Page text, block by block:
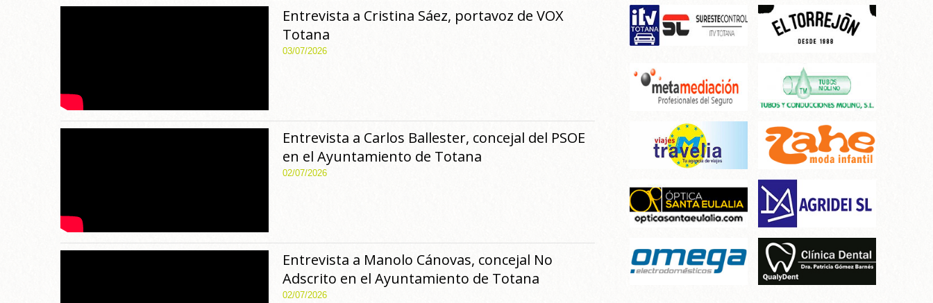
Entrevista a Cristina Sáez, portavoz de VOX
Totana
03/07/2026
Entrevista a Carlos Ballester, concejal del PSOE
en el Ayuntamiento de Totana
02/07/2026
Entrevista a Manolo Cánovas, concejal No
Adscrito en el Ayuntamiento de Totana
02/07/2026